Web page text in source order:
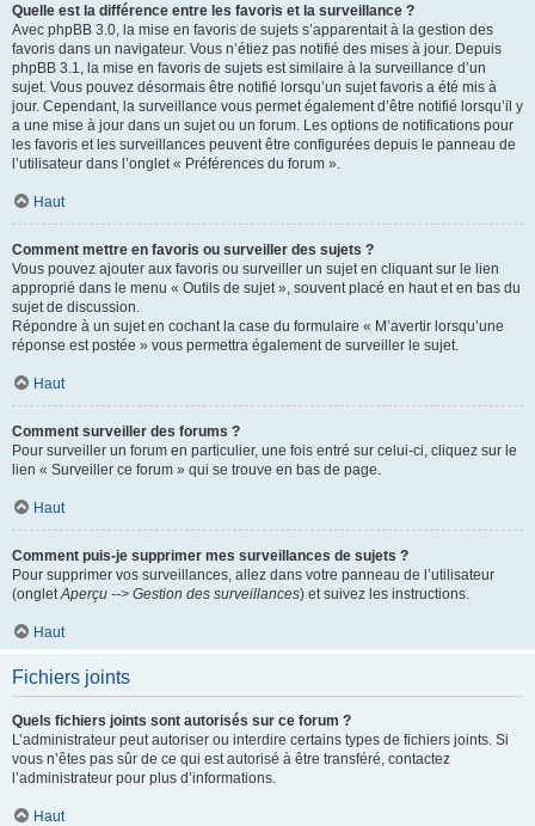
Quelle est la différence entre les favoris et la surveillance ?
Avec phpBB 3.0, la mise en favoris de sujets s’apparentait à la gestion des
favoris dans un navigateur. Vous n’étiez pas notifié des mises à jour. Depuis
phpBB 3.1, la mise en favoris de sujets est similaire à la surveillance d’un
sujet. Vous pouvez désormais être notifié lorsqu’un sujet favoris a été mis à
jour. Cependant, la surveillance vous permet également d’être notifié lorsqu’il y
a une mise à jour dans un sujet ou un forum. Les options de notifications pour
les favoris et les surveillances peuvent être configurées depuis le panneau de
l’utilisateur dans l’onglet « Préférences du forum ».
Haut
Comment mettre en favoris ou surveiller des sujets ?
Vous pouvez ajouter aux favoris ou surveiller un sujet en cliquant sur le lien
approprié dans le menu « Outils de sujet », souvent placé en haut et en bas du
sujet de discussion.
Répondre à un sujet en cochant la case du formulaire « M’avertir lorsqu’une
réponse est postée » vous permettra également de surveiller le sujet.
Haut
Comment surveiller des forums ?
Pour surveiller un forum en particulier, une fois entré sur celui-ci, cliquez sur le
lien « Surveiller ce forum » qui se trouve en bas de page.
Haut
Comment puis-je supprimer mes surveillances de sujets ?
Pour supprimer vos surveillances, allez dans votre panneau de l’utilisateur
(ongletAperçu --> Gestion des surveillances) et suivez les instructions.
Haut
Fichiers joints
Quels fichiers joints sont autorisés sur ce forum ?
L’administrateur peut autoriser ou interdire certains types de fichiers joints. Si
vous n’êtes pas sûr de ce qui est autorisé à être transféré, contactez
l’administrateur pour plus d’informations.
Haut